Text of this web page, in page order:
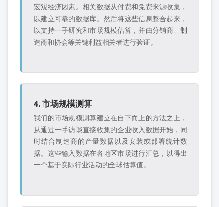
宏观经济因素。相关数据从付费和免费来源收集，
以建立可靠的数据库。然后将这些信息整合起来，
以支持一手研究和市场规模估算，并由分销商、制
造商和协会等关键利益相关者进行验证。
4. 市场规模测算
我们的市场规模测算建立在自下而上的方法之上，
从通过一手访谈直接收集的企业收入数据开始，同
时结合制造商的产量数据以及安装或部署统计数
据。这些输入数据在各地区市场进行汇总，以得出
一个基于实际行业活动的全球估算值。